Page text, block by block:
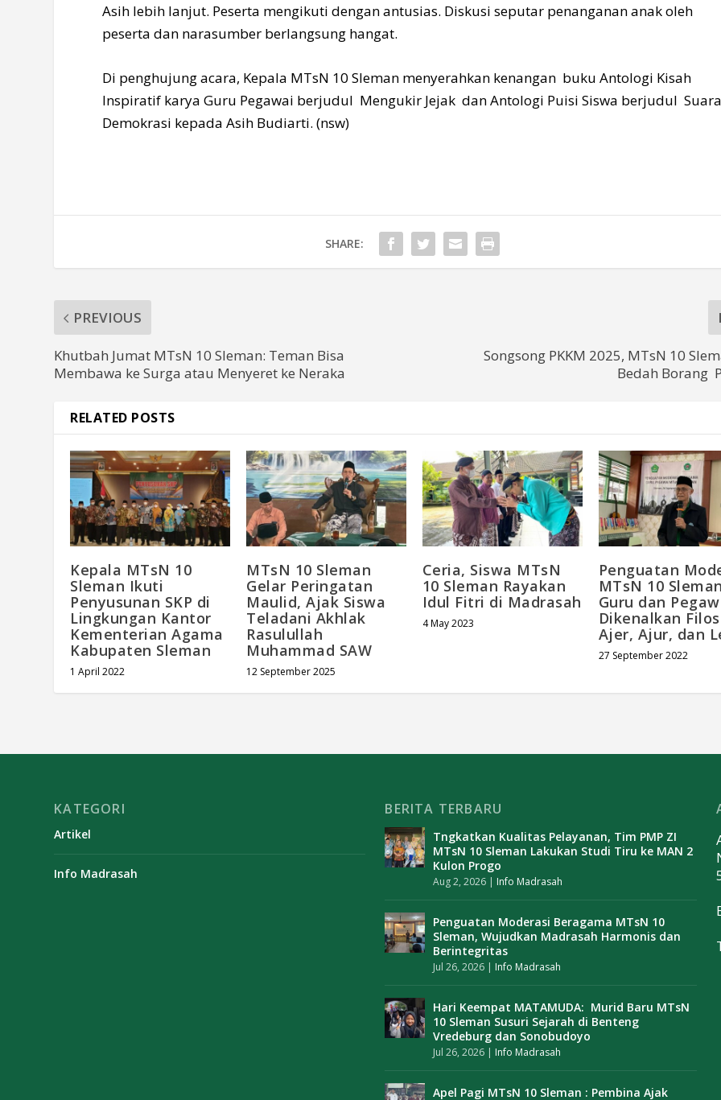
Asih lebih lanjut. Peserta mengikuti dengan antusias. Diskusi seputar penanganan anak oleh
peserta dan narasumber berlangsung hangat.
Di penghujung acara, Kepala MTsN 10 Sleman menyerahkan kenangan buku Antologi Kisah
Inspiratif karya Guru Pegawai berjudul Mengukir Jejak dan Antologi Puisi Siswa berjudul
Demokrasi kepada Asih Budiarti. (nsw)
SHARE:
PREVIOUS
Khutbah Jumat MTsN 10 Sleman: Teman Bisa
Membawa ke Surga atau Menyeret ke Neraka
Songsong PKKM 2025, MTsN 10
Bedah Borang
RELATED POSTS
Kepala MTsN 10
Sleman Ikuti
Penyusunan SKP di
Lingkungan Kantor
Kementerian Agama
Kabupaten Sleman
1 April 2022
MTsN 10 Sleman
Gelar Peringatan
Maulid, Ajak Siswa
Teladani Akhlak
Rasulullah
Muhammad SAW
12 September 2025
Ceria, Siswa MTsN
10 Sleman Rayakan
Idul Fitri di Madrasah
4 May 2023
Penguatan
MTsN 10
Guru dan
Dikenalkan
Ajer, Ajur, dan
27 September 2022
KATEGORI
Artikel
Info Madrasah
BERITA TERBARU
Tngkatkan Kualitas Pelayanan, Tim PMP ZI
MTsN 10 Sleman Lakukan Studi Tiru ke MAN 2
Kulon Progo
Aug 2, 2026 | Info Madrasah
Penguatan Moderasi Beragama MTsN 10
Sleman, Wujudkan Madrasah Harmonis dan
Berintegritas
Jul 26, 2026 | Info Madrasah
Hari Keempat MATAMUDA: Murid Baru MTsN
10 Sleman Susuri Sejarah di Benteng
Vredeburg dan Sonobudoyo
Jul 26, 2026 | Info Madrasah
Apel Pagi MTsN 10 Sleman : Pembina Ajak